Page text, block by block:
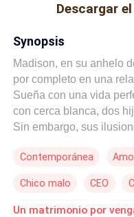
Descargar
Synopsis
Madison, en su anhelo
por completo en una
Sueña con una vida
con cerca blanca, dos
Sin embargo, sus
vulnerabilidad,
inesperado salvador
Para sorpresa de
Contemporánea
Chico malo CEO
Amor Prohibido